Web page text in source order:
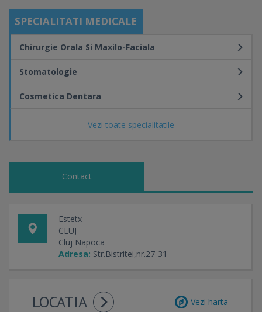
Pedodontie
Parodontologie
Cosmetica dentara
Chirurgie si implantologie
SPECIALITATI MEDICALE
Vezi toate specialitatile
Chirurgie Orala Si Maxilo-Faciala
Stomatologie
Cosmetica Dentara
Contact
Estetx
CLUJ
Cluj Napoca
Adresa: Str.Bistritei,nr.27-31
LOCATIA Vezi harta